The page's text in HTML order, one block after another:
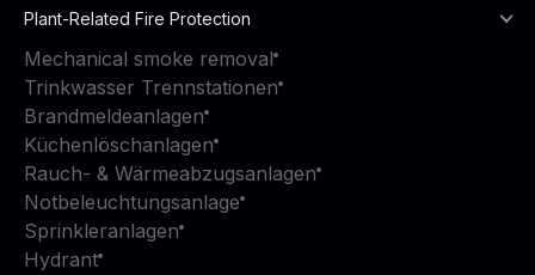
Plant-Related Fire Protection
Mechanical smoke removal
Trinkwasser Trennstationen
Brandmeldeanlagen
Küchenlöschanlagen
Rauch- & Wärmeabzugsanlagen
Notbeleuchtungsanlage
Sprinkleranlagen
Hydrant